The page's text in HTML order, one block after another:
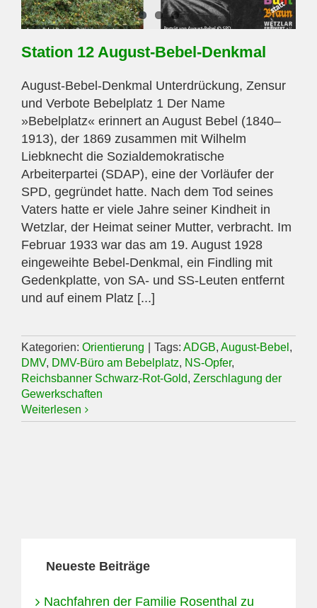
Station 12 August-Bebel-Denkmal
August-Bebel-Denkmal Unterdrückung, Zensur
und Verbote Bebelplatz 1 Der Name
»Bebelplatz« erinnert an August Bebel (1840–
1913), der 1869 zusammen mit Wilhelm
Liebknecht die Sozialdemokratische
Arbeiterpartei (SDAP), eine der Vorläufer der
SPD, gegründet hatte. Nach dem Tod seines
Vaters hatte er viele Jahre seiner Kindheit in
Wetzlar, der Heimat seiner Mutter, verbracht. Im
Februar 1933 war das am 19. August 1928
eingeweihte Bebel-Denkmal, ein Findling mit
Gedenkplatte, von SA- und SS-Leuten entfernt
und auf einem Platz [...]
Kategorien: Orientierung Tags: ADGB, August-Bebel ,
DMV, DMV-Büro am Bebelplatz, NS-Opfer,
Reichsbanner Schwarz-Rot-Gold, Zerschlagung der
Gewerkschaften
Weiterlesen
Neueste Beiträge
Nachfahren der Familie Rosenthal zu